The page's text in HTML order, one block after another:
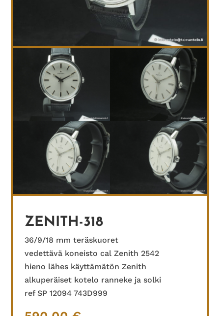
ZENITH-318
36/9/18 mm teräskuoret
vedettävä koneisto cal Zenith 2542
hieno lähes käyttämätön Zenith
alkuperäiset kotelo ranneke ja solki
ref SP 12094 743D999